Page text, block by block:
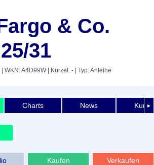
& Co.
31
| WKN: A4D99W| Kürzel: - | Typ: Anleihe
►
Charts News
Verkaufen
Kaufen